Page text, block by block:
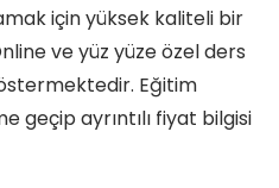
için yüksek kaliteli bir
ve yüz yüze özel ders
Eğitim
geçip ayrıntılı fiyat bilgisi